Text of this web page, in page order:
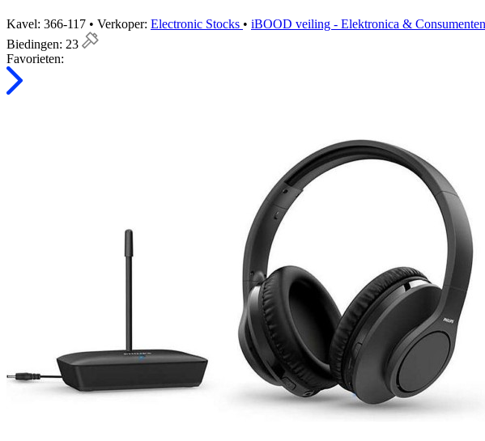
Kavel: 366-117 • Verkoper: Electronic Stocks • iBOOD veiling - Elektronica &
Biedingen: 23
Favorieten: